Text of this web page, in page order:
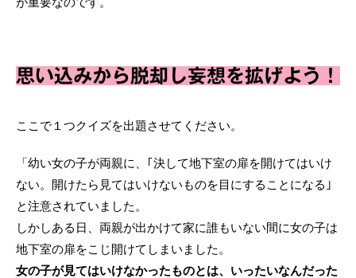
思い込みから脱却し妄想を拡げよう！
ここで１つクイズを出題させてください。
「幼い女の子が両親に、｢決して地下室の扉を開けてはいけ
ない。開けたら見てはいけないものを目にすることになる｣
と注意されていました。
しかしある日、両親が出かけて家に誰もいない間に女の子は
地下室の扉をこじ開けてしまいました。
女の子が見てはいけなかったものとは、いったいなんだった